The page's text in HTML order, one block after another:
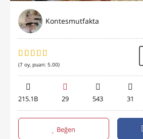
Kontesmutfakta
(7 oy, puan: 5.00)
215.1B 29 543 31
Beğen